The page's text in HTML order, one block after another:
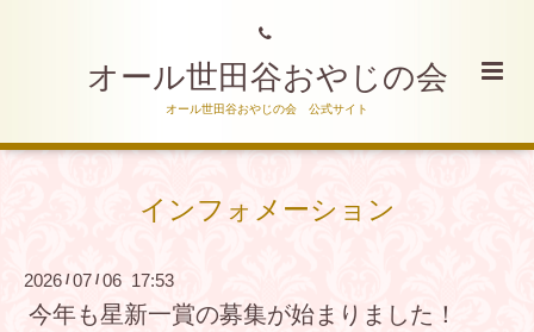
オール世田谷おやじの会
オール世田谷おやじの会 公式サイト
インフォメーション
2026 /07 / 06 17:53
今年も星新一賞の募集が始まりました！